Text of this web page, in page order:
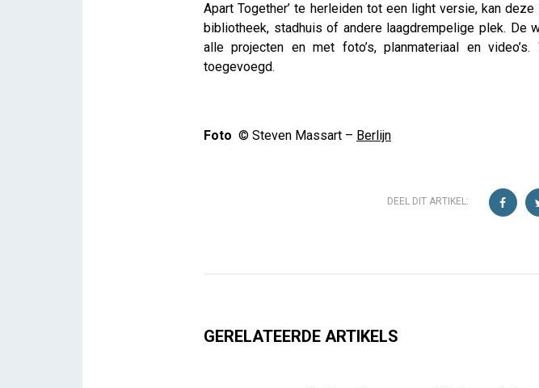
Apart Together’ te herleiden tot een light versie, kan
bibliotheek, stadhuis of andere laagdrempelige plek.
alle projecten en met foto’s, planmateriaal en
toegevoegd.
Foto © Steven Massart – Berlijn
DEEL DIT ARTIKEL:
GERELATEERDE ARTIKELS